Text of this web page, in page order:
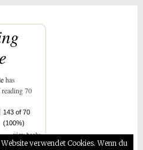
has
70
143 of 70
(100%)
view books
verwendet Cookies. Wenn du